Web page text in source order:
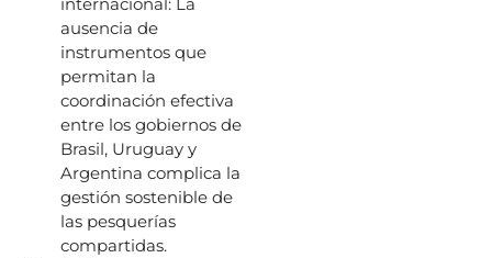
ausencia de
instrumentos que
permitan la
coordinación efectiva
entre los gobiernos de
Brasil, Uruguay y
Argentina complica la
gestión sostenible de
las pesquerías
compartidas.